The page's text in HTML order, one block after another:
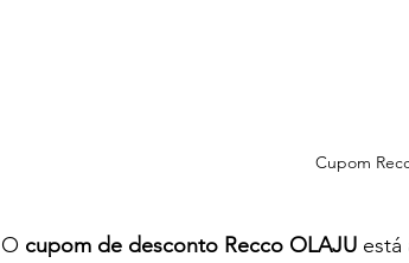
Cupom
O cupom de desconto Recco OLAJU está